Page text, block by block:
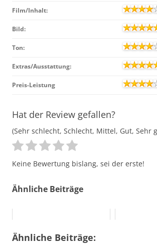
Film/Inhalt:
Bild:
Ton:
Extras/Ausstattung:
Preis-Leistung
Hat der Review gefallen?
(Sehr schlecht, Schlecht, Mittel, Gut, Sehr
Keine Bewertung bislang, sei der erste!
Ähnliche Beiträge
Ähnliche Beiträge: